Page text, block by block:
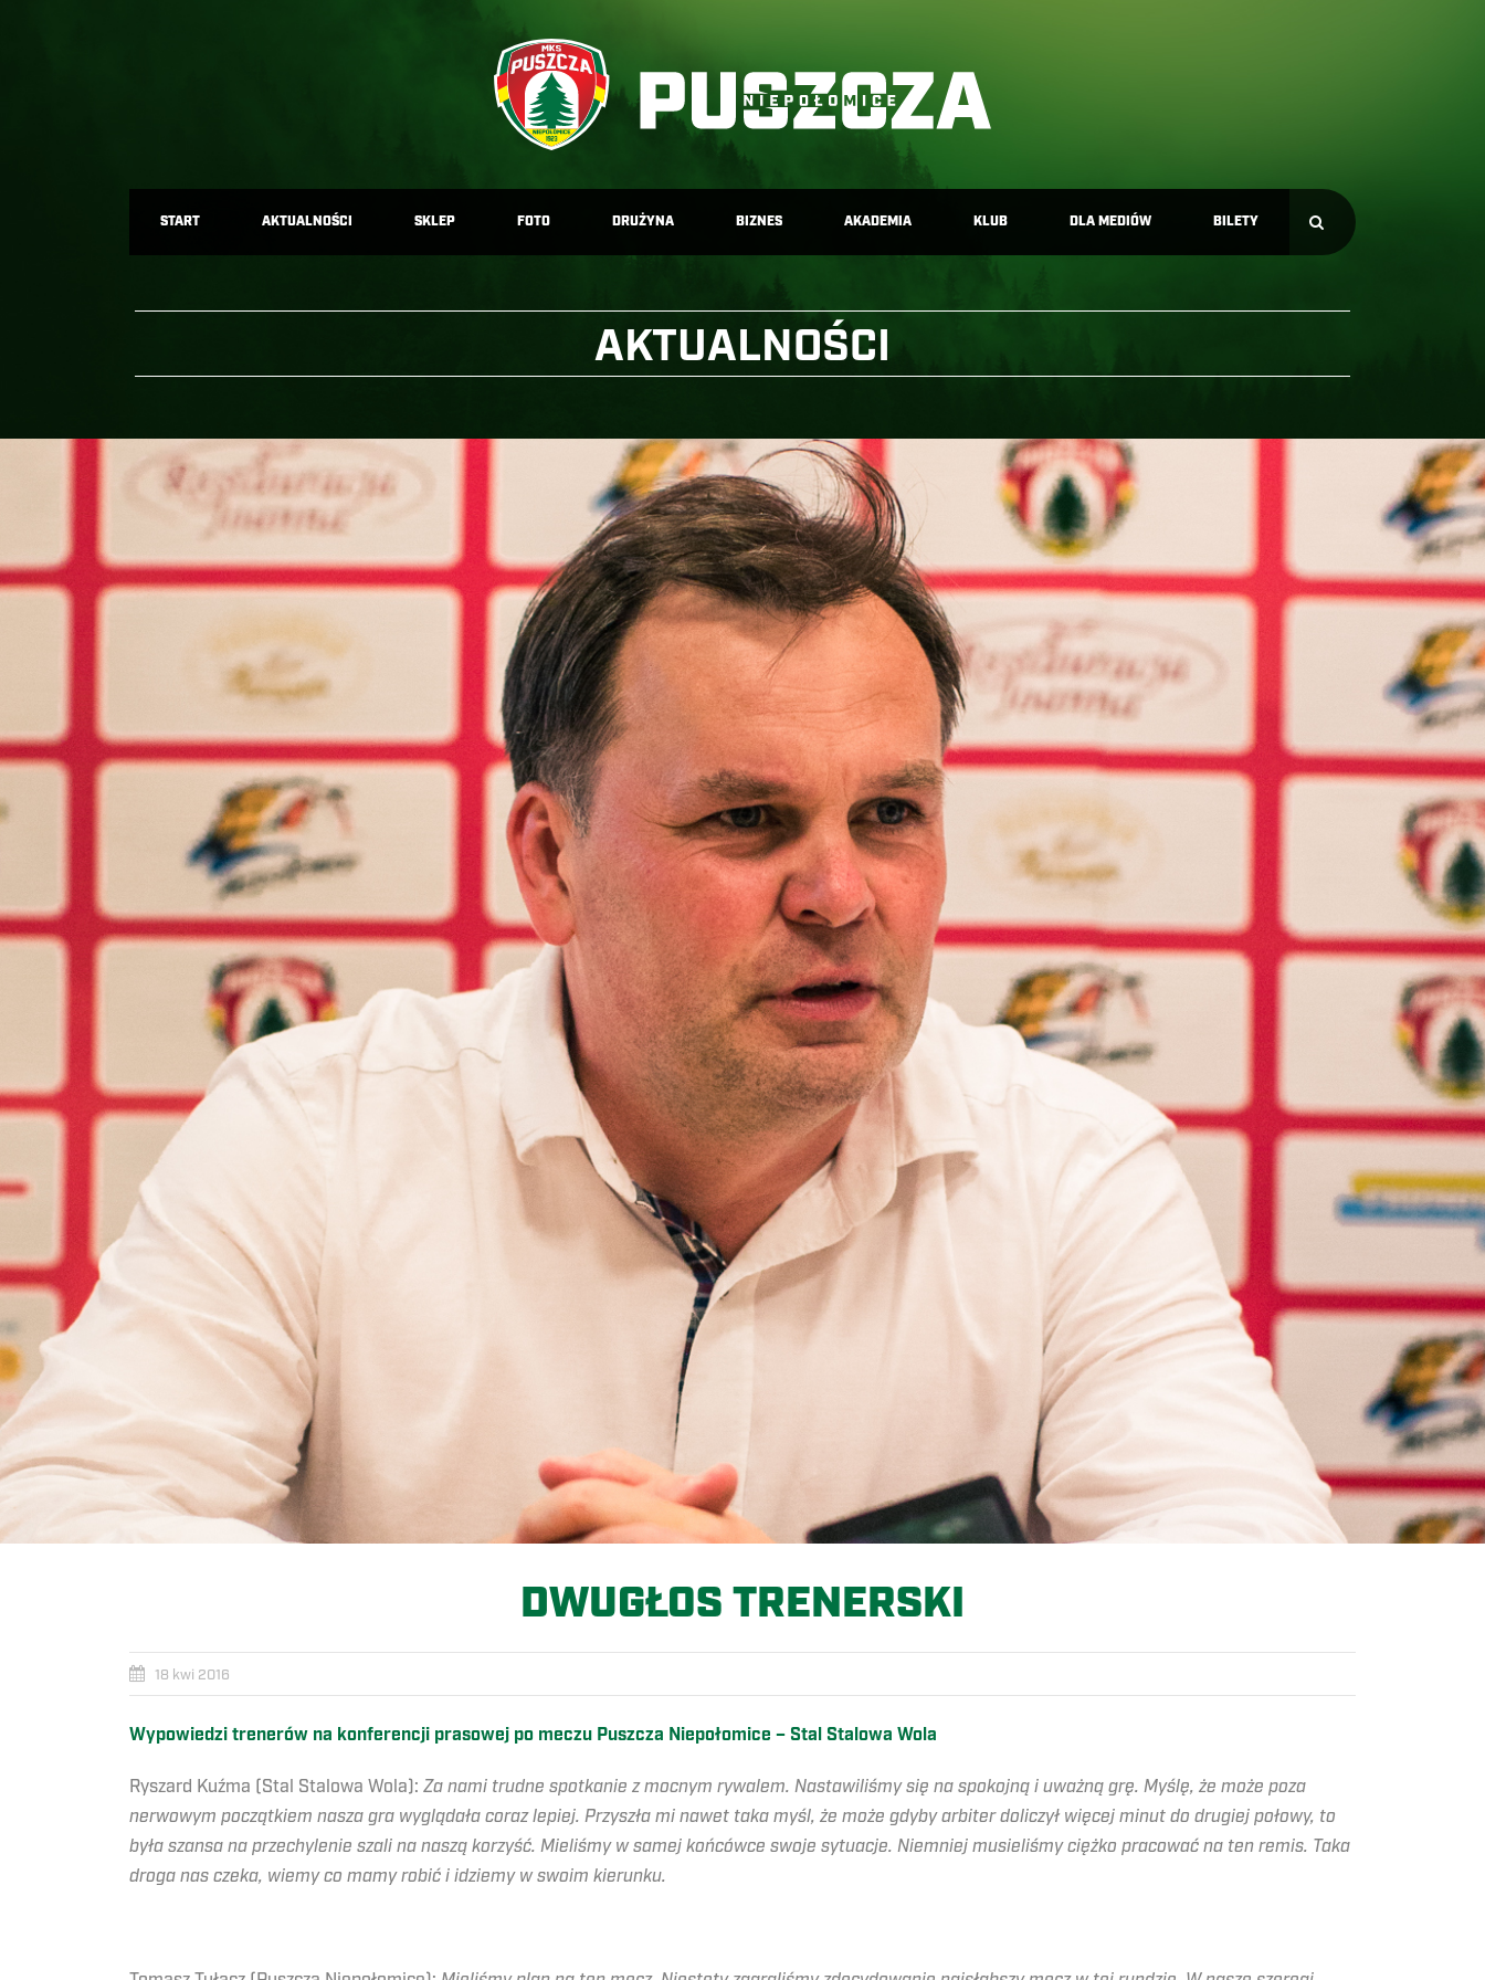
START AKTUALNOŚCI SKLEP FOTO DRUŻYNA BIZNES AKADEMIA KLUB DLA MEDIÓW BILETY
AKTUALNOŚCI
DWUGŁOS TRENERSKI
18 kwi 2016
Wypowiedzi trenerów na konferencji prasowej po meczu Puszcza Niepołomice – Stal Stalowa Wola
Ryszard Kuźma (Stal Stalowa Wola): Za nami trudne spotkanie z mocnym rywalem. Nastawiliśmy się na spokojną i uważną grę. Myślę, że może poza
nerwowym początkiem nasza gra wyglądała coraz lepiej. Przyszła mi nawet taka myśl, że może gdyby arbiter doliczył więcej minut do drugiej połowy, to
była szansa na przechylenie szali na naszą korzyść. Mieliśmy w samej końcówce swoje sytuacje. Niemniej musieliśmy ciężko pracować na ten remis. Taka
droga nas czeka, wiemy co mamy robić i idziemy w swoim kierunku.